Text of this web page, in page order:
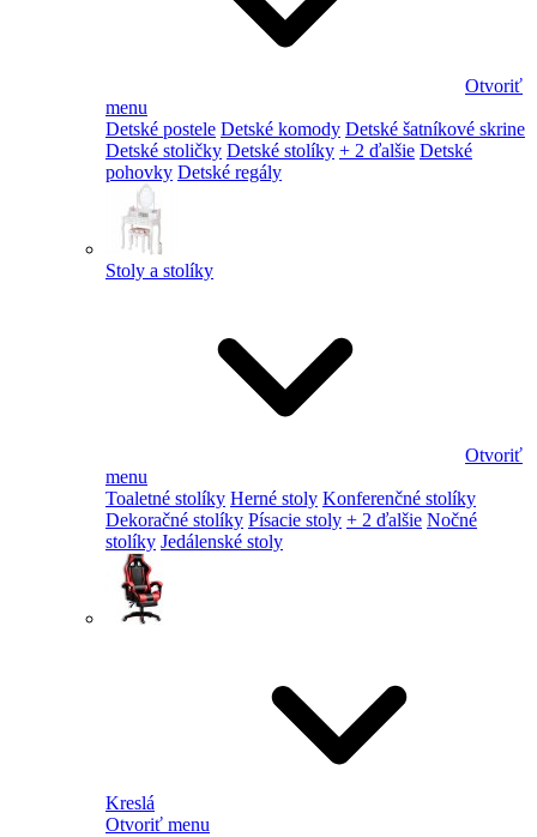
Otvoriť
menu
Detské postele Detské komody Detské šatníkové skrine
Detské stoličky Detské stolíky + 2 ďalšie Detské
pohovky Detské regály
Stoly a stolíky
Otvoriť
menu
Toaletné stolíky Herné stoly Konferenčné stolíky
Dekoračné stolíky Písacie stoly + 2 ďalšie Nočné
stolíky Jedálenské stoly
Kreslá
Otvoriť menu